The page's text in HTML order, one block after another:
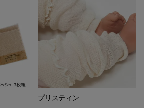
プリスティン